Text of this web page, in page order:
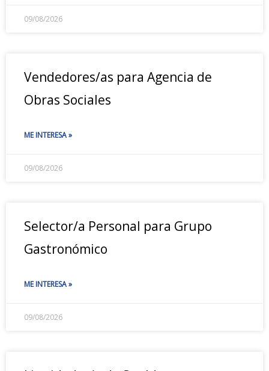
09/08/2026
Vendedores/as para Agencia de
Obras Sociales
ME INTERESA »
09/08/2026
Selector/a Personal para Grupo
Gastronómico
ME INTERESA »
09/08/2026